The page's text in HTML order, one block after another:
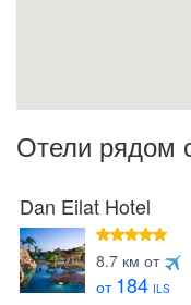
Отели рядом
Dan Eilat Hotel
5 звезд
8.7 км от
от 184 ILS